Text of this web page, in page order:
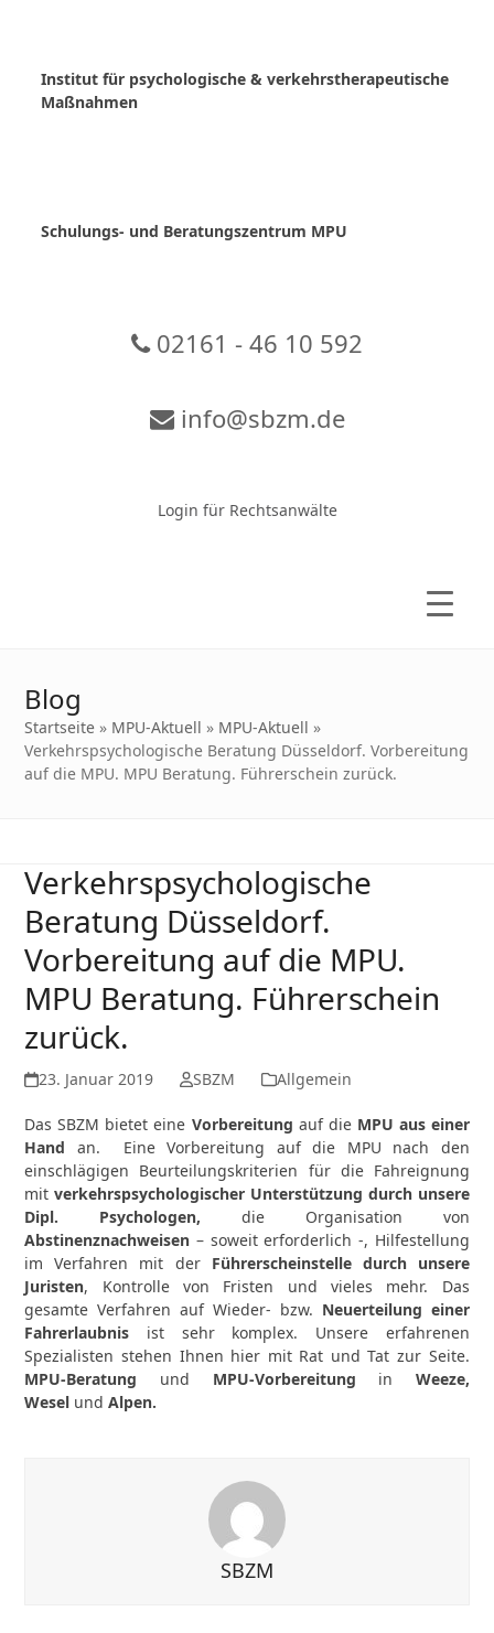
Institut für psychologische & verkehrstherapeutische
Maßnahmen
Schulungs- und Beratungszentrum MPU
02161 - 46 10 592
info@sbzm.de
Login für Rechtsanwälte
Blog
Startseite » MPU-Aktuell » MPU-Aktuell »
Verkehrspsychologische Beratung Düsseldorf. Vorbereitung
auf die MPU. MPU Beratung. Führerschein zurück.
Verkehrspsychologische
Beratung Düsseldorf.
Vorbereitung auf die MPU.
MPU Beratung. Führerschein
zurück.
23. Januar 2019 SBZM Allgemein
Das SBZM bietet eine Vorbereitung auf die MPU aus einer
Hand an. Eine Vorbereitung auf die MPU nach den
einschlägigen Beurteilungskriterien für die Fahreignung
mitverkehrspsychologischer Unterstützung durch unsere
Dipl. Psychologen, die Organisation von
Abstinenznachweisen – soweit erforderlich -, Hilfestellung
im Verfahren mit der Führerscheinstelle durch unsere
Juristen, Kontrolle von Fristen und vieles mehr. Das
gesamte Verfahren auf Wieder- bzw. Neuerteilung einer
Fahrerlaubnis ist sehr komplex. Unsere erfahrenen
Spezialisten stehen Ihnen hier mit Rat und Tat zur Seite.
MPU-Beratung und MPU-Vorbereitung in Weeze,
Wesel und Alpen.
SBZM